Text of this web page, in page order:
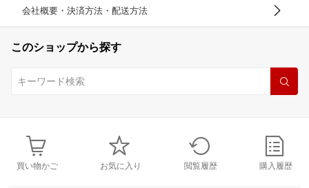
会社概要・決済方法・配送方法
このショップから探す
買い物かご お気に入り 閲覧履歴 購入履歴